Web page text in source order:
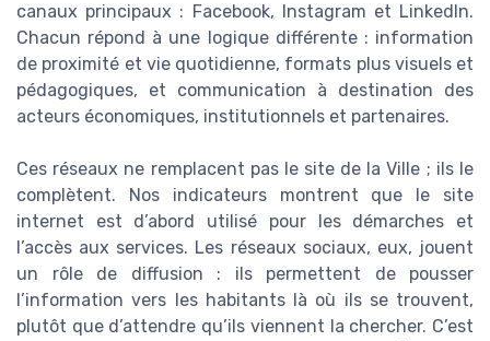
canaux principaux : Facebook, Instagram et LinkedIn.
Chacun répond à une logique différente : information
de proximité et vie quotidienne, formats plus visuels et
pédagogiques, et communication à destination des
acteurs économiques, institutionnels et partenaires.
Ces réseaux ne remplacent pas le site de la Ville ; ils le
complètent. Nos indicateurs montrent que le site
internet est d’abord utilisé pour les démarches et
l’accès aux services. Les réseaux sociaux, eux, jouent
un rôle de diffusion : ils permettent de pousser
l’information vers les habitants là où ils se trouvent,
plutôt que d’attendre qu’ils viennent la chercher. C’est